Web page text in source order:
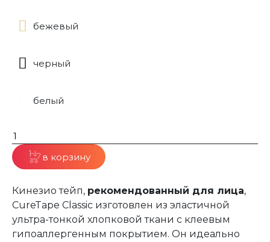
бежевый
черный
белый
в корзину
Кинезио тейп, рекомендованный для лица,
CureTape Classic изготовлен из эластичной
ультра-тонкой хлопковой ткани с клеевым
гипоаллергенным покрытием. Он идеально